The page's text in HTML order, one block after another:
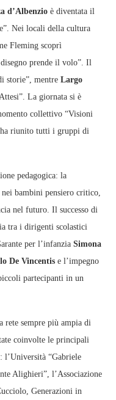
d’Albenzio è diventata il
Nei locali della cultura
Fleming scoprì
prende il volo”. Il
storie”, mentre Largo
La giornata si è
collettivo “Visioni
riunito tutti i gruppi di
pedagogica: la
bambini pensiero critico,
nel futuro. Il successo di
tra i dirigenti scolastici
per l’infanzia Simona
De Vincentis e l’impegno
partecipanti in un
rete sempre più ampia di
coinvolte le principali
l’Università “Gabriele
Alighieri”, l’Associazione
Generazioni in